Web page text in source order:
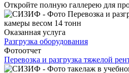
Откройте полную галлерею для
Оказанная услуга
Разгрузка оборудования
Фотоотчет
Перевозка и разгрузка тяжелой